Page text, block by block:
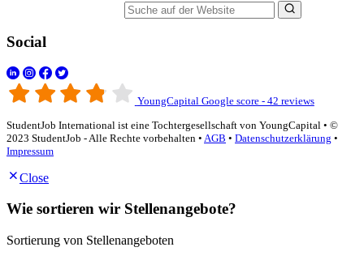
Social
YoungCapital Google score - 42 reviews
StudentJob International ist eine Tochtergesellschaft von YoungCapital • ©
2023 StudentJob - Alle Rechte vorbehalten • AGB • Datenschutzerklärung •
Impressum
Close
Wie sortieren wir Stellenangebote?
Sortierung von Stellenangeboten